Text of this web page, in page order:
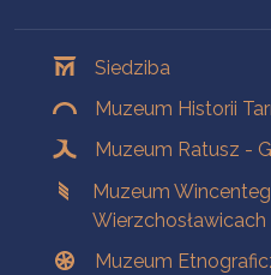
Siedziba
Muzeum Historii
Muzeum Ratusz -
Muzeum
Wierzchosławicach
Muzeum